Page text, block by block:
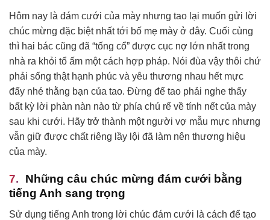
Hôm nay là đám cưới của mày nhưng tao lại muốn gửi lời
chúc mừng đặc biệt nhất tới bố mẹ mày ở đây. Cuối cùng
thì hai bác cũng đã “tống cổ” được cục nợ lớn nhất trong
nhà ra khỏi tổ ấm một cách hợp pháp. Nói đùa vậy thôi chứ
phải sống thật hạnh phúc và yêu thương nhau hết mực
đấy nhé thằng bạn của tao. Đừng để tao phải nghe thấy
bất kỳ lời phàn nàn nào từ phía chú rể về tính nết của mày
sau khi cưới. Hãy trở thành một người vợ mẫu mực nhưng
vẫn giữ được chất riêng lầy lội đã làm nên thương hiệu
của mày.
Những câu chúc mừng đám cưới bằng
tiếng Anh sang trọng
Sử dụng tiếng Anh trong lời chúc đám cưới là cách để tạo